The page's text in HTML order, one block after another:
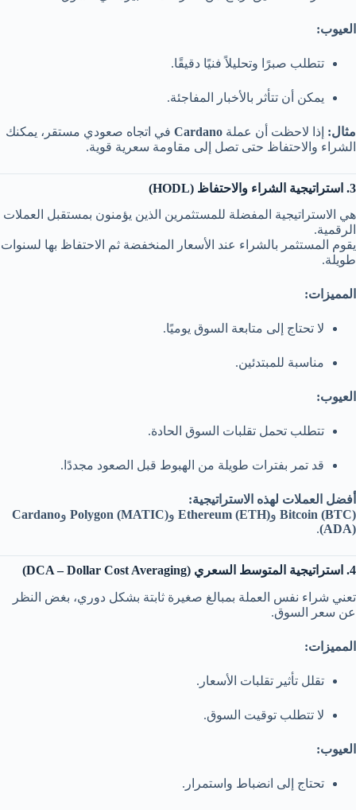
العيوب:
تتطلب صبرًا وتحليلاً فنيًا دقيقًا.
يمكن أن تتأثر بالأخبار المفاجئة.
مثال: إذا لاحظت أن عملة Cardano في اتجاه صعودي مستقر، يمكنك
الشراء والاحتفاظ حتى تصل إلى مقاومة سعرية قوية.
3. استراتيجية الشراء والاحتفاظ (HODL)
هي الاستراتيجية المفضلة للمستثمرين الذين يؤمنون بمستقبل العملات
الرقمية.
يقوم المستثمر بالشراء عند الأسعار المنخفضة ثم الاحتفاظ بها لسنوات
طويلة.
المميزات:
لا تحتاج إلى متابعة السوق يوميًا.
مناسبة للمبتدئين.
العيوب:
تتطلب تحمل تقلبات السوق الحادة.
قد تمر بفترات طويلة من الهبوط قبل الصعود مجددًا.
أفضل العملات لهذه الاستراتيجية:
Bitcoin (BTC) وEthereum (ETH) وPolygon (MATIC) وCardano
(ADA)
.
4. استراتيجية المتوسط السعري (DCA – Dollar Cost Averaging)
تعني شراء نفس العملة بمبالغ صغيرة ثابتة بشكل دوري، بغض النظر
عن سعر السوق.
المميزات:
تقلل تأثير تقلبات الأسعار.
لا تتطلب توقيت السوق.
العيوب:
تحتاج إلى انضباط واستمرار.